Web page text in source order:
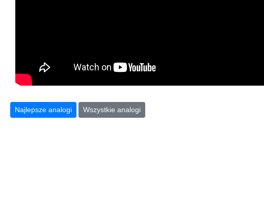
Najlepsze analogi Wszystkie analogi